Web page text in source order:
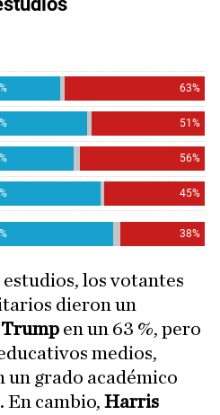
los votantes
dieron un
Trump en un 63 %, pero
medios,
un grado académico
En cambio, Harris